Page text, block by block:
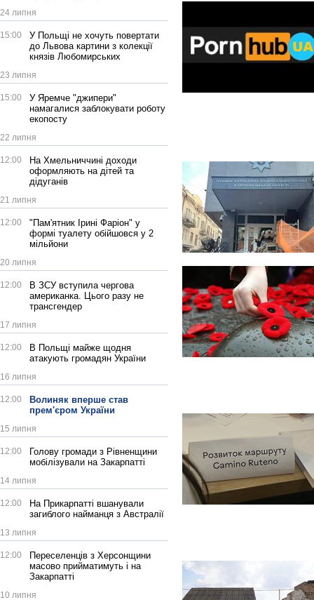
24 липня
15:00
У Польщі не хочуть повертати
до Львова картини з колекції
князів Любомирських
23 липня
15:00
У Яремче "джипери"
намагалися заблокувати роботу
екопосту
22 липня
12:00
На Хмельниччині доходи
оформляють на дітей та
дідуганів
21 липня
12:00
"Пам'ятник Ірині Фаріон" у
формі туалету обійшовся у 2
мільйони
20 липня
12:00
В ЗСУ вступила чергова
американка. Цього разу не
трансгендер
17 липня
12:00
В Польщі майже щодня
атакують громадян України
16 липня
12:00
Волиняк вперше став
прем'єром України
15 липня
12:00
Голову громади з Рівненщини
мобілізували на Закарпатті
14 липня
12:00
На Прикарпатті вшанували
загиблого найманця з Австралії
13 липня
12:00
Переселенців з Херсонщини
масово прийматимуть і на
Закарпатті
10 липня